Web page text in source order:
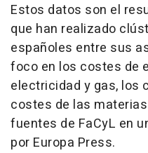
Estos datos son el
que han realizado
españoles entre sus
foco en los costes de
electricidad y gas, los
costes de las
fuentes de FaCyL en
por Europa Press.